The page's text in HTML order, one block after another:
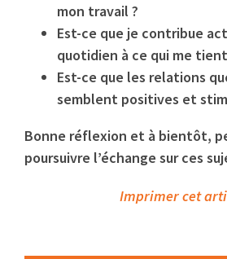
mon travail ?
Est-ce que je contribue
quotidien à ce qui me
Est-ce que les relations
semblent positives et
Bonne réflexion et à bientôt,
poursuivre l’échange sur ces
Imprimer cet